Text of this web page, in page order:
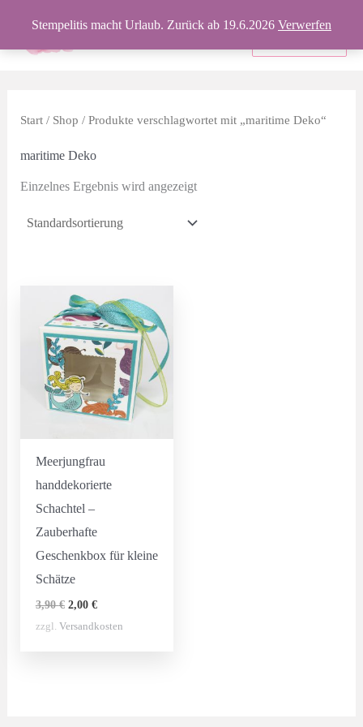
Stempelitis macht Urlaub. Zurück ab 19.6.2026 Verwerfen
springen
Produkte
Start/ Shop / Produkte verschlagwortet mit „maritime Deko“
maritime Deko
Einzelnes Ergebnis wird angezeigt
Meerjungfrau
handdekorierte
Schachtel –
Zauberhafte
Geschenkbox für kleine
Schätze
3,90€ Ursprünglicher
war:
2,00 €Aktueller
ist:
zzgl. Versandkosten